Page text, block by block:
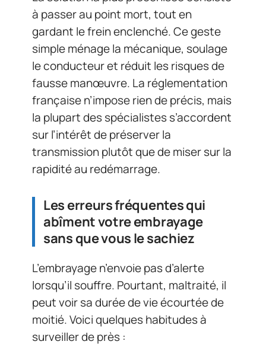
à passer au point mort, tout en
gardant le frein enclenché. Ce geste
simple ménage la mécanique, soulage
le conducteur et réduit les risques de
fausse manœuvre. La réglementation
française n’impose rien de précis, mais
la plupart des spécialistes s’accordent
sur l’intérêt de préserver la
transmission plutôt que de miser sur la
rapidité au redémarrage.
Les erreurs fréquentes qui
abîment votre embrayage
sans que vous le sachiez
L’embrayage n’envoie pas d’alerte
lorsqu’il souffre. Pourtant, maltraité, il
peut voir sa durée de vie écourtée de
moitié. Voici quelques habitudes à
surveiller de près :